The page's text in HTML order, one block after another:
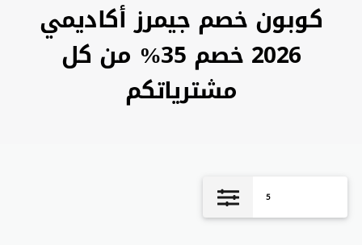
كوبون خصم جيمرز أكاديمي
2026 خصم 35% من كل
مشترياتكم
5